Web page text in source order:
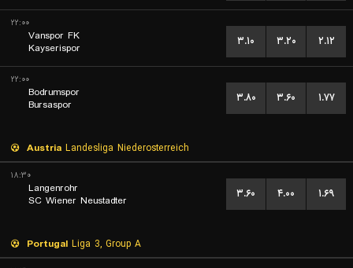
۲۲:۰۰
Vanspor FK
Kayserispor
۳.۱۰ ۳.۲۰ ۲.۱۲
۲۲:۰۰
Bodrumspor
Bursaspor
۳.۸۰ ۳.۶۰ ۱.۷۷
Austria Landesliga Niederosterreich
۱۸:۳۰
Langenrohr
SC Wiener Neustadter
۳.۶۰ ۴.۰۰ ۱.۶۹
Portugal Liga 3, Group A